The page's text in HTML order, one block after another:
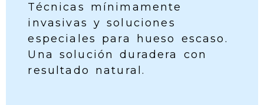
Técnicas mínimamente
invasivas y soluciones
especiales para hueso escaso.
Una solución duradera con
resultado natural.